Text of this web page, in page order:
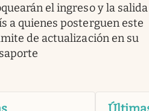
el ingreso y la
a quienes posterguen este
de actualización en su